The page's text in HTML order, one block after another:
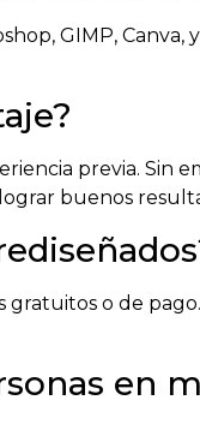
GIMP,
previa. Sin
buenos
o de
en